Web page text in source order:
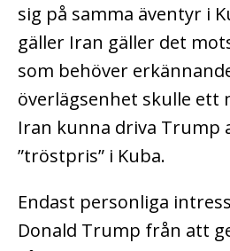
sig på samma äventyr i
gäller Iran gäller det
som behöver
överlägsenhet skulle ett
Iran kunna driva Trump
”tröstpris” i Kuba.
Endast personliga
Donald Trump från att